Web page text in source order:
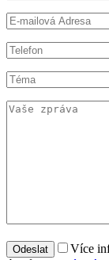
Více